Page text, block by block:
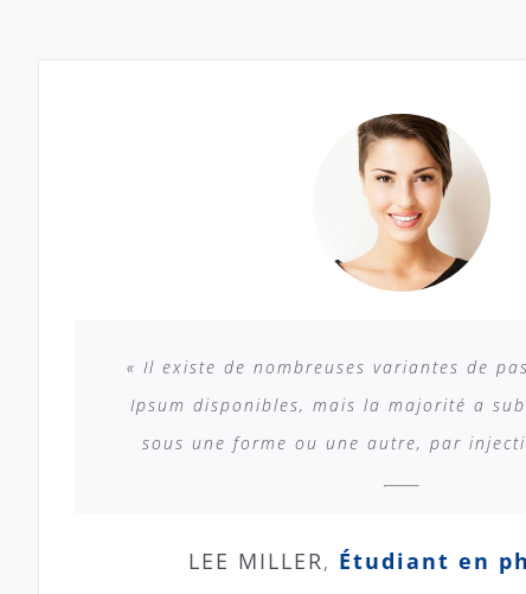
« Il existe de nombreuses variantes de
Ipsum disponibles, mais la majorité a
sous une forme ou une autre, par
LEE MILLER, Étudiant en